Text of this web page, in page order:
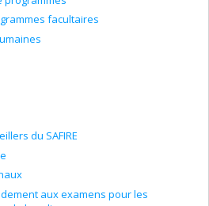
facultaires
du SAFIRE
aux examens pour les